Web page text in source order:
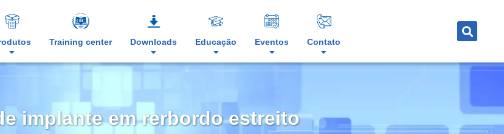
Training center Downloads Educação Eventos Contato
implante em rerbordo estreito